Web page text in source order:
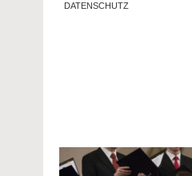
DATENSCHUTZ